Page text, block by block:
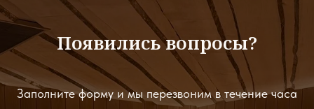
Появились вопросы?
Заполните форму и мы перезвоним в течение часа